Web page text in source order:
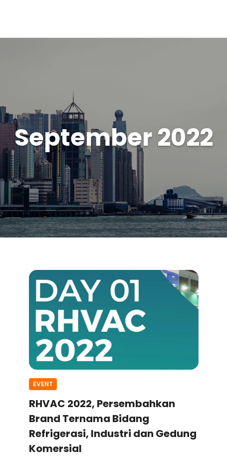
September 2022
EVENT
RHVAC 2022, Persembahkan
Brand Ternama Bidang
Refrigerasi, Industri dan Gedung
Komersial